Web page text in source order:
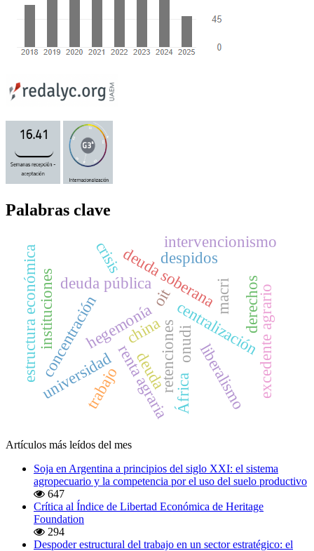
Palabras clave
deuda pública
hegemonía
renta agraria
concentración centralización
china
deuda soberana
retenciones
crisis
deuda
macri
onudi
oit excedente agrario
estructura económica despidos
universidad África
intervencionismo
liberalismo
instituciones derechos
trabajo
Artículos más leídos del mes
Soja en Argentina a principios del siglo XXI: el sistema
agropecuario y la competencia por el uso del suelo productivo
647
Crítica al Índice de Libertad Económica de Heritage
Foundation
294
Despoder estructural del trabajo en un sector estratégico: el